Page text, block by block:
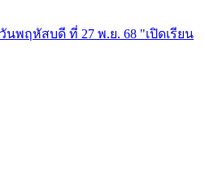
นพฤหัสบดี ที่ 27 พ.ย. 68 "เปิดเรียน